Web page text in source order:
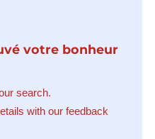
votre bonheur
search.
with our feedback